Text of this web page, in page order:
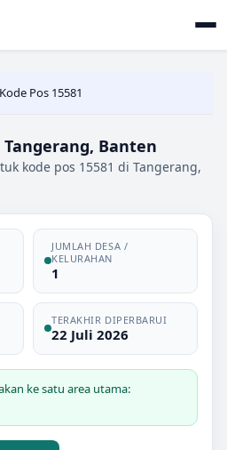
Kode Pos 15581
Tangerang, Banten
kode pos 15581 di Tangerang,
JUMLAH DESA /
KELURAHAN
1
TERAKHIR DIPERBARUI
22 Juli 2026
ke satu area utama: